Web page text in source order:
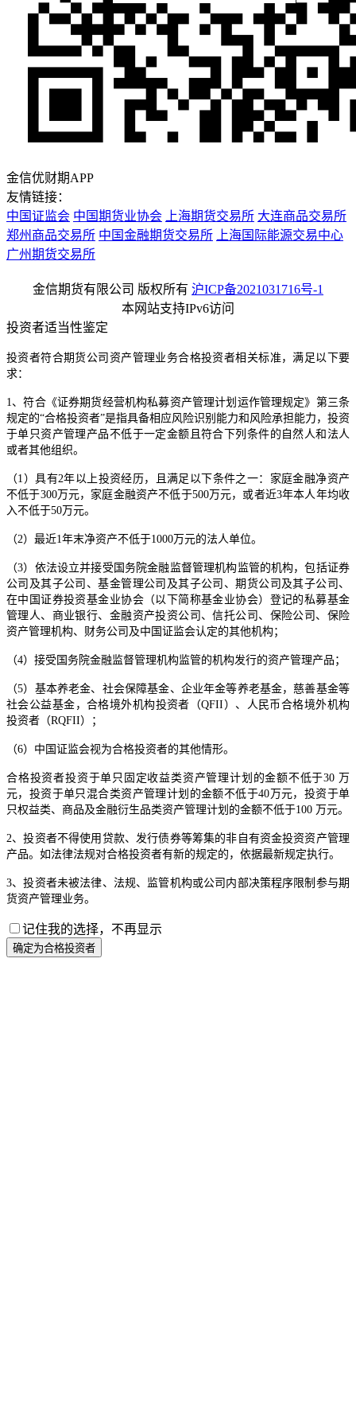
金信优财期APP
友情链接：
中国证监会 中国期货业协会 上海期货交易所 大连商品交易所
郑州商品交易所 中国金融期货交易所
上海国际能源交易中心
广州期货交易所
金信期货有限公司 版权所有 沪ICP备2021031716号-1
本网站支持IPv6访问
投资者适当性鉴定
投资者符合期货公司资产管理业务合格投资者相关标准，满足以下要
求：
1、符合《证券期货经营机构私募资产管理计划运作管理规定》第三条
规定的“合格投资者”是指具备相应风险识别能力和风险承担能力，投资
于单只资产管理产品不低于一定金额且符合下列条件的自然人和法人
或者其他组织。
（1）具有2年以上投资经历，且满足以下条件之一：家庭金融净资产
不低于300万元，家庭金融资产不低于500万元，或者近3年本人年均收
入不低于50万元。
（2）最近1年末净资产不低于1000万元的法人单位。
（3）依法设立并接受国务院金融监督管理机构监管的机构，包括证券
公司及其子公司、基金管理公司及其子公司、期货公司及其子公司、
在中国证券投资基金业协会（以下简称基金业协会）登记的私募基金
管理人、商业银行、金融资产投资公司、信托公司、保险公司、保险
资产管理机构、财务公司及中国证监会认定的其他机构；
（4）接受国务院金融监督管理机构监管的机构发行的资产管理产品；
（5）基本养老金、社会保障基金、企业年金等养老基金，慈善基金等
社会公益基金，合格境外机构投资者（QFII）、人民币合格境外机构
投资者（RQFII）；
（6）中国证监会视为合格投资者的其他情形。
合格投资者投资于单只固定收益类资产管理计划的金额不低于30 万
元，投资于单只混合类资产管理计划的金额不低于40万元，投资于单
只权益类、商品及金融衍生品类资产管理计划的金额不低于100 万元。
2、投资者不得使用贷款、发行债券等筹集的非自有资金投资资产管理
产品。如法律法规对合格投资者有新的规定的，依据最新规定执行。
3、投资者未被法律、法规、监管机构或公司内部决策程序限制参与期
货资产管理业务。
记住我的选择，不再显示
确定为合格投资者